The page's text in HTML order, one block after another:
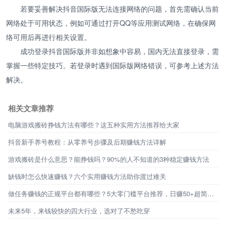
若要妥善解决抖音国际版无法连接网络的问题，首先需确认当前
网络处于可用状态，例如可通过打开QQ等应用测试网络，在确保网
络可用后再进行相关设置。
成功登录抖音国际版并非如想象中容易，国内无法直接登录，需
掌握一些特定技巧。若登录时遇到国际版网络错误，可参考上述方法
解决。
相关文章推荐
电脑游戏搬砖挣钱方法有哪些？这五种实用方法推荐给大家
抖音新手养号教程：从零养号步骤及后期赚钱方法详解
游戏搬砖是什么意思？能挣钱吗？90%的人不知道的3种稳定赚钱方法
缺钱时怎么快速赚钱？六个实用赚钱方法助你渡过难关
做任务赚钱的正规平台都有哪些？5大零门槛平台推荐，日赚50+超简单！
未来5年，来钱较快的四大行业，选对了不愁吃穿